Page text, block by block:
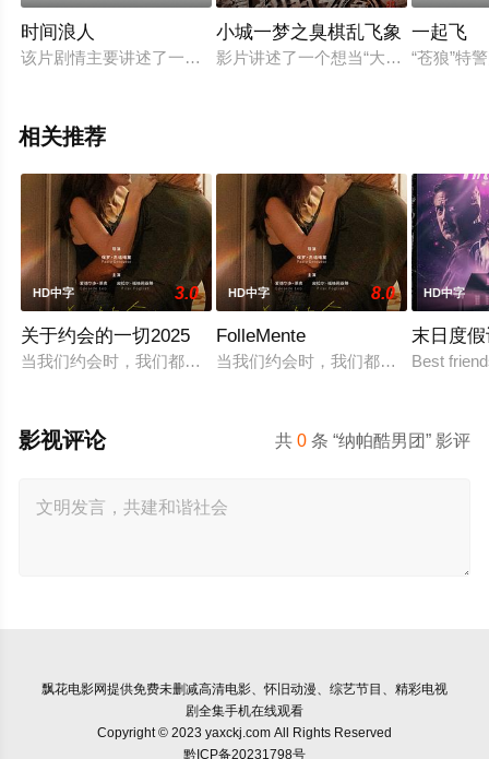
时间浪人
该片剧情主要讲述了一个现代花花公子楚留香每天周旋于多个
小城一梦之臭棋乱飞象
影片讲述了一个想当“大英雄”的市井
一起飞
“苍狼”特
相关推荐
HD中字 3.0
关于约会的一切2025
当我们约会时，我们都在想些什么？当内心的无数个“我”在争
HD中字 8.0
FolleMente
当我们约会时，我们都在想些什么？
HD中字
末日度
Best
共0 条 “纳帕酷男团” 影评
影视评论
飘花电影网提供免费未删减高清电影、怀旧动漫、综艺节目、精彩电视
剧全集手机在线观看
Copyright © 2023 yaxckj.com All Rights Reserved
黔ICP备20231798号